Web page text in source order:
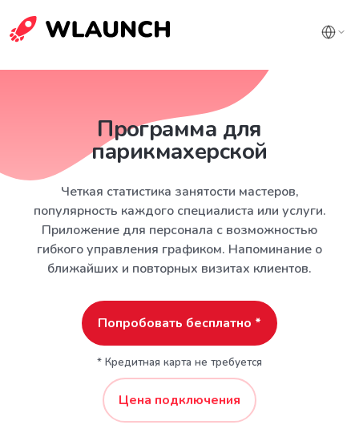
Программа для
парикмахерской
Четкая статистика занятости мастеров,
популярность каждого специалиста или услуги.
Приложение для персонала с возможностью
гибкого управления графиком. Напоминание о
ближайших и повторных визитах клиентов.
Попробовать бесплатно *
* Кредитная карта не требуется
Цена подключения